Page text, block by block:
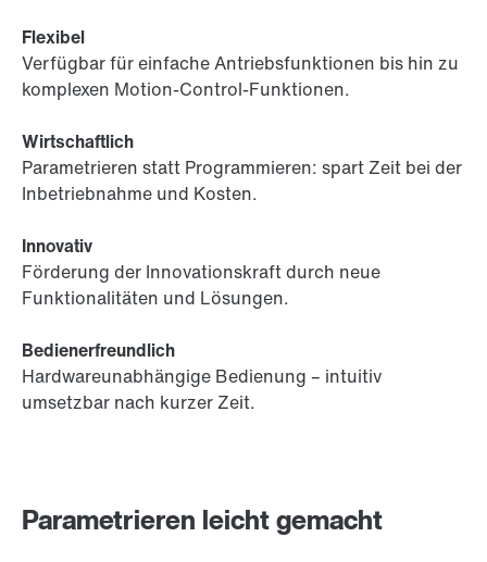
Parametrieren leicht gemacht
Flexibel
Verfügbar für einfache Antriebsfunktionen bis hin zu
komplexen Motion-Control-Funktionen.
Wirtschaftlich
Parametrieren statt Programmieren: spart Zeit bei der
Inbetriebnahme und Kosten.
Innovativ
Förderung der Innovationskraft durch neue
Funktionalitäten und Lösungen.
Bedienerfreundlich
Hardwareunabhängige Bedienung – intuitiv
umsetzbar nach kurzer Zeit.